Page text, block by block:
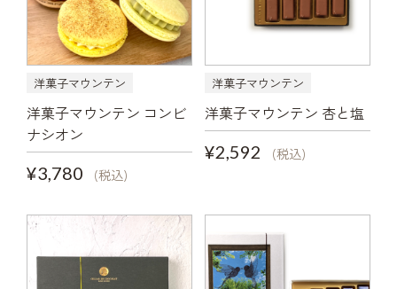
洋菓子マウンテン
洋菓子マウンテン コンビ
ナシオン
¥3,780
(税込)
洋菓子マウンテン
洋菓子マウンテン 杏と塩
¥2,592
(税込)